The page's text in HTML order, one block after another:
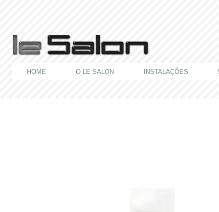
HOME O LE SALON INSTALAÇÕES